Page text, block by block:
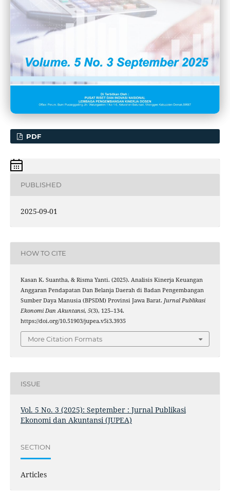
PDF
PUBLISHED
2025-09-01
HOW TO CITE
Kasan K. Suantha, & Risma Yanti. (2025). Analisis Kinerja Keuangan
Anggaran Pendapatan Dan Belanja Daerah di Badan Pengembangan
Sumber Daya Manusia (BPSDM) Provinsi Jawa Barat. Jurnal Publikasi
Ekonomi Dan Akuntansi, 5(3), 125–134.
https://doi.org/10.51903/jupea.v5i3.3935
More Citation Formats
ISSUE
Vol. 5 No. 3 (2025): September : Jurnal Publikasi
Ekonomi dan Akuntansi (JUPEA)
SECTION
Articles